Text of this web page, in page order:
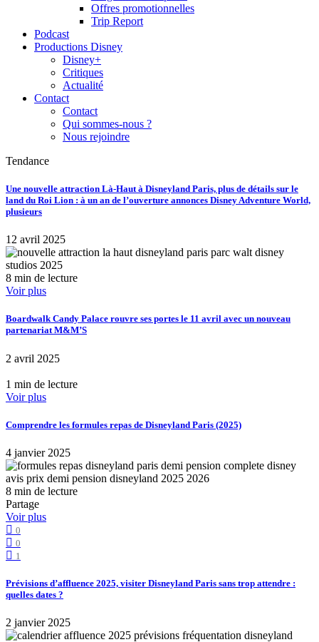
Offres promotionnelles
Trip Report
Podcast
Productions Disney
Disney+
Critiques
Actualité
Contact
Contact
Qui sommes-nous ?
Nous rejoindre
Tendance
Une nouvelle attraction Là-Haut à Disneyland Paris, plus de détails sur le
land du Roi Lion : à un an de l’ouverture annonces Disney Adventure World,
plusieurs
12 avril 2025
8 min de lecture
Voir plus
Boardwalk Candy Palace rouvre ses portes le 11 avril avec un nouveau
partenariat M&M’S
2 avril 2025
1 min de lecture
Voir plus
Comprendre les formules repas de Disneyland Paris (2025)
4 janvier 2025
8 min de lecture
Partage
Voir plus
0
0
1
Prévisions d’affluence 2025, visiter Disneyland Paris sans trop attendre :
quelles dates ?
2 janvier 2025